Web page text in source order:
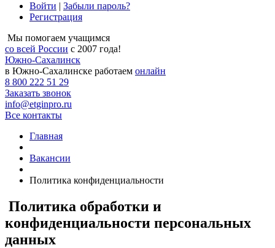
Войти | Забыли пароль?
Регистрация
Мы помогаем учащимся
со всей России с 2007 года!
Южно-Сахалинск
в Южно-Сахалинске работаем онлайн
8 800 222 51 29
Заказать звонок
info@etginpro.ru
Все контакты
Главная
Вакансии
Политика конфиденциальности
Политика обработки и
конфиденциальности персональных
данных